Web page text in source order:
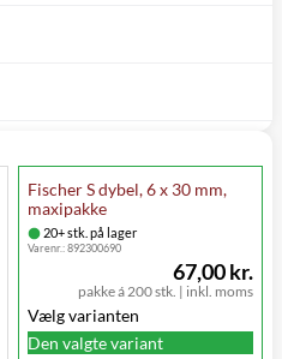
Fischer S dybel, 6 x 30 mm,
maxipakke
20+ stk. på lager
Varenr.:892300690
pakke á 200 stk. | inkl. moms
67,00 kr.
Vælg varianten
Den valgte variant